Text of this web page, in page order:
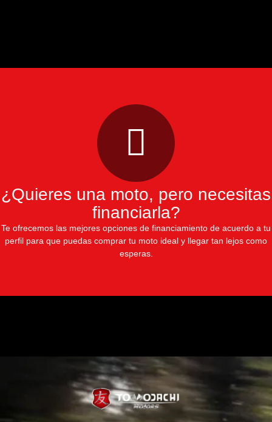
¿Quieres una moto, pero necesitas
financiarla?
Te ofrecemos las mejores opciones de financiamiento de acuerdo a tu
perfil para que puedas comprar tu moto ideal y llegar tan lejos como
esperas.
FINANCIA CON NOSOTROS
Empieza ahora mismo a planificar tus pagos. Te
acompañamos y guiamos para que tomes la mejor
decisión.